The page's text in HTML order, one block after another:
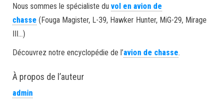
Nous sommes le spécialiste du vol en avion de
chasse (Fouga Magister, L-39, Hawker Hunter, MiG-29, Mirage
III…)
Découvrez notre encyclopédie de l’avion de chasse.
À propos de l’auteur
admin